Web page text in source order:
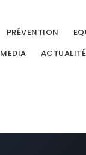
PRÉVENTION
MEDIA